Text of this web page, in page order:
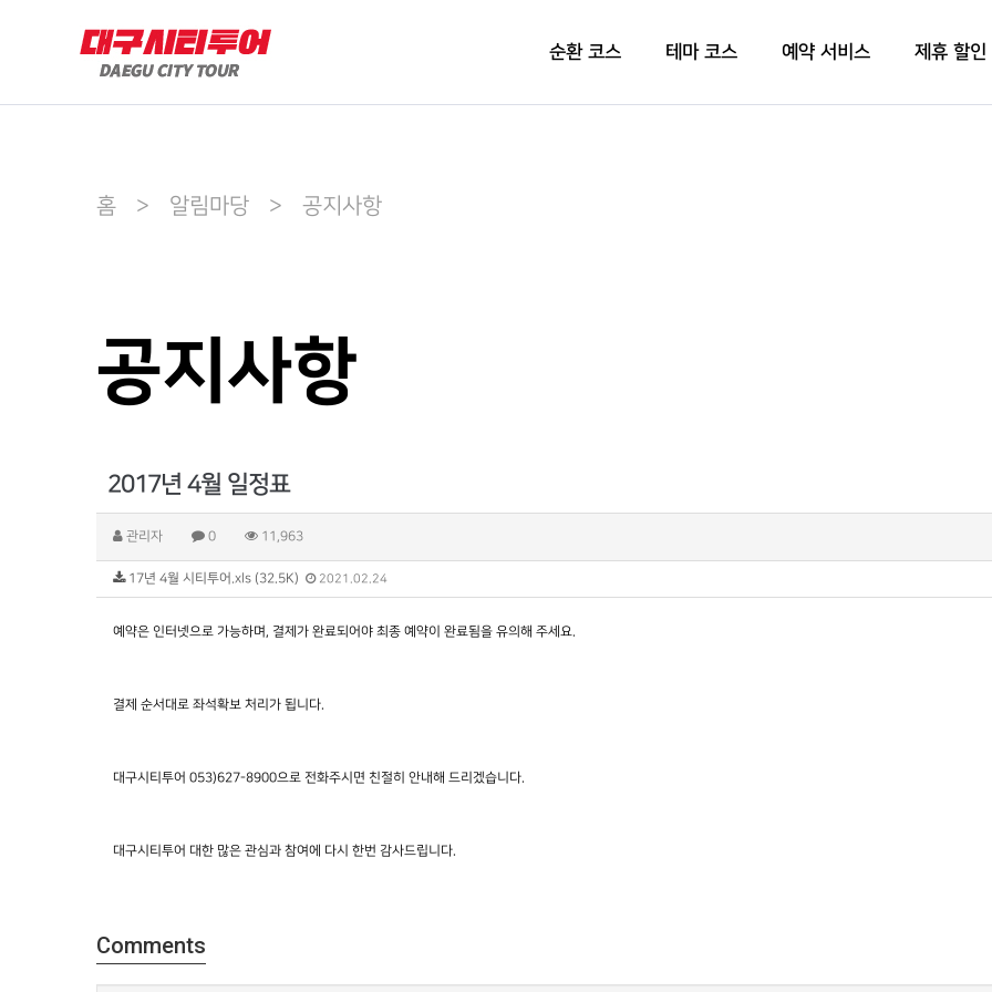
순환 코스 테마 코스 예약 서비스 제휴 할인
홈 > 알림마당 > 공지사항
공지사항
2017년 4월 일정표
관리자 0 11,963
17년 4월 시티투어.xls (32.5K) 2021.02.24
예약은 인터넷으로 가능하며, 결제가 완료되어야 최종 예약이 완료됨을 유의해 주세요.
결제 순서대로 좌석확보 처리가 됩니다.
대구시티투어 053)627-8900으로 전화주시면 친절히 안내해 드리겠습니다.
대구시티투어 대한 많은 관심과 참여에 다시 한번 감사드립니다.
Comments